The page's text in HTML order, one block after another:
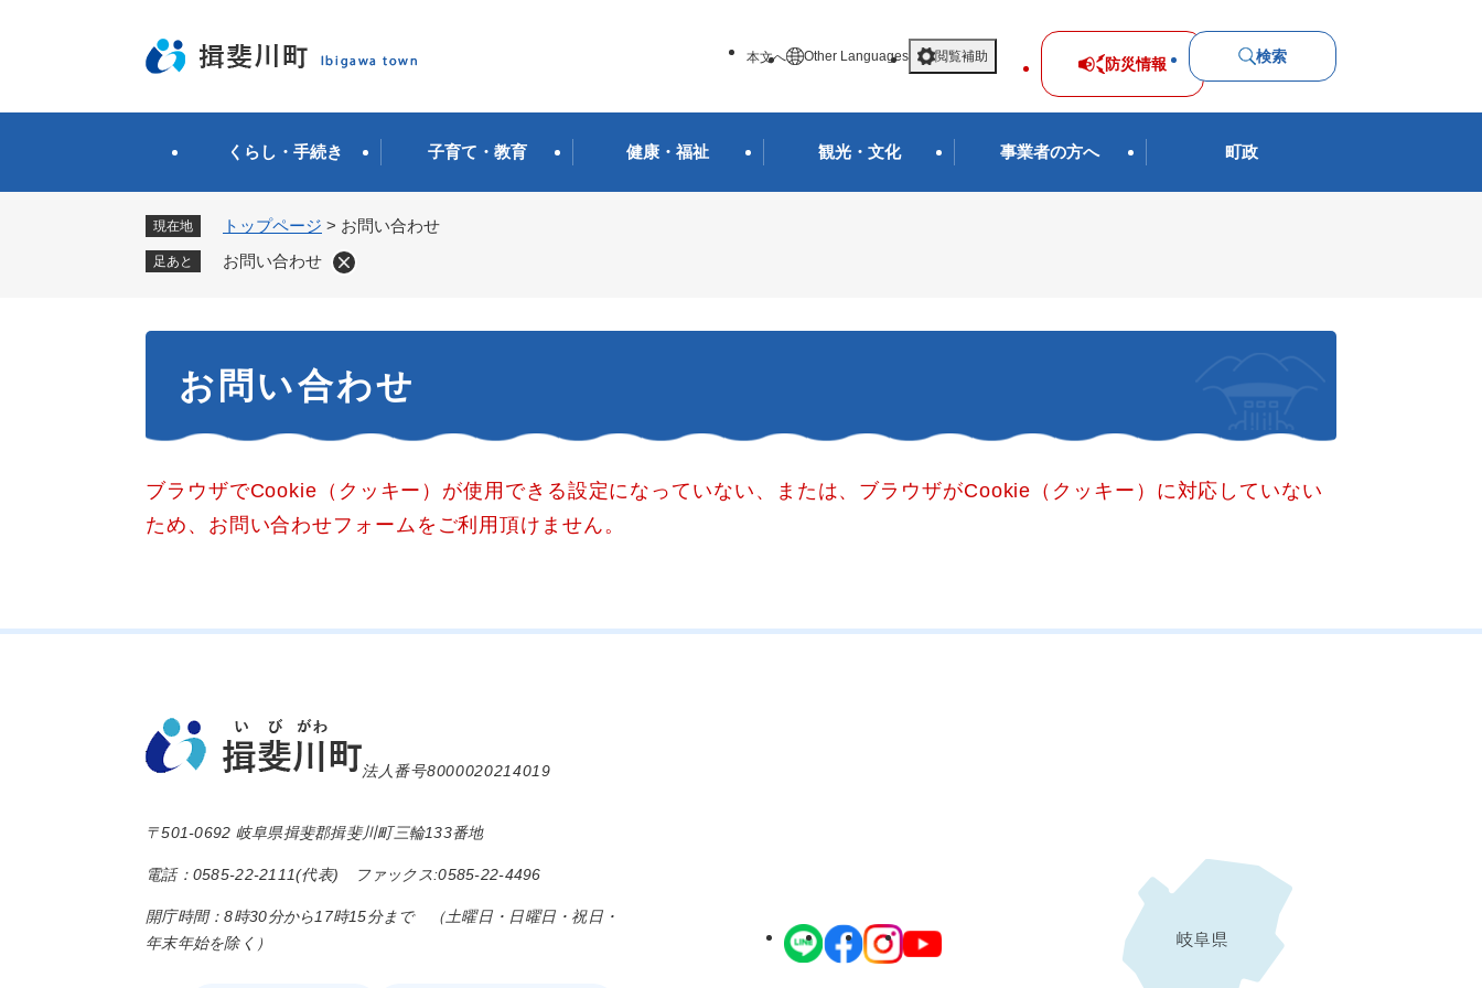
先
す
本文へ Other Languages 閲覧補助 防災情報 検索
くらし・手続き 子育て・教育 健康・福祉 観光・文化 事業者の方へ 町政
現在地 トップページ > お問い合わせ
足あと お問い合わせ
お問い合わせ
ブラウザでCookie（クッキー）が使用できる設定になっていない、または、ブラウザがCookie（クッキー）に対応していない
ため、お問い合わせフォームをご利用頂けません。
法人番号8000020214019
〒501-0692 岐阜県揖斐郡揖斐川町三輪133番地
電話：0585-22-2111(代表) ファックス:0585-22-4496
開庁時間：8時30分から17時15分まで （土曜日・日曜日・祝日・
年末年始を除く）